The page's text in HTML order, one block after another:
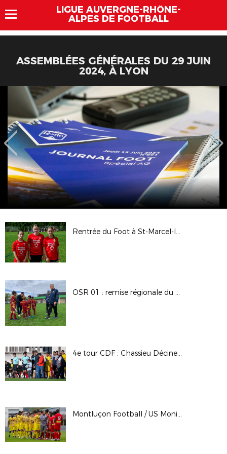
LIGUE AUVERGNE-RHÔNE-
ALPES DE FOOTBALL
ASSEMBLÉES GÉNÉRALES DU 29 JUIN
2024, À LYON
Rentrée du Foot à St-Marcel-lès-Valence (26)
OSR 01 : remise régionale du Label
4e tour CDF : Chassieu Décines FC / GOAL FC
Montluçon Football / US Monistrol sur Loire - Régional 1 - J3